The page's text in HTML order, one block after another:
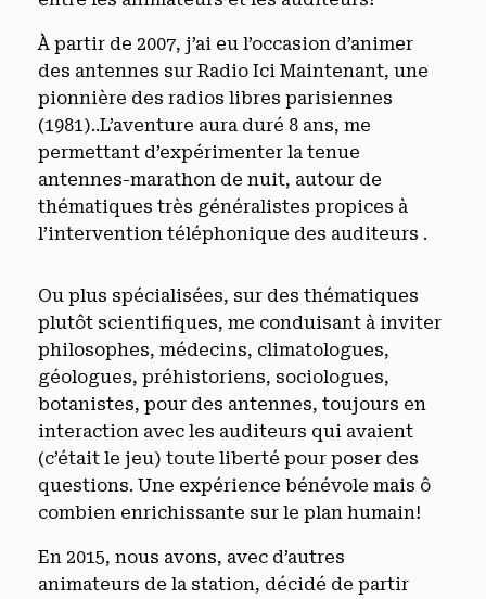
À partir de 2007, j’ai eu l’occasion d’animer
des antennes sur Radio Ici Maintenant, une
pionnière des radios libres parisiennes
(1981)..L’aventure aura duré 8 ans, me
permettant d’expérimenter la tenue
antennes-marathon de nuit, autour de
thématiques très généralistes propices à
l’intervention téléphonique des auditeurs .
Ou plus spécialisées, sur des thématiques
plutôt scientifiques, me conduisant à inviter
philosophes, médecins, climatologues,
géologues, préhistoriens, sociologues,
botanistes, pour des antennes, toujours en
interaction avec les auditeurs qui avaient
(c’était le jeu) toute liberté pour poser des
questions. Une expérience bénévole mais ô
combien enrichissante sur le plan humain!
En 2015, nous avons, avec d’autres
animateurs de la station, décidé de partir